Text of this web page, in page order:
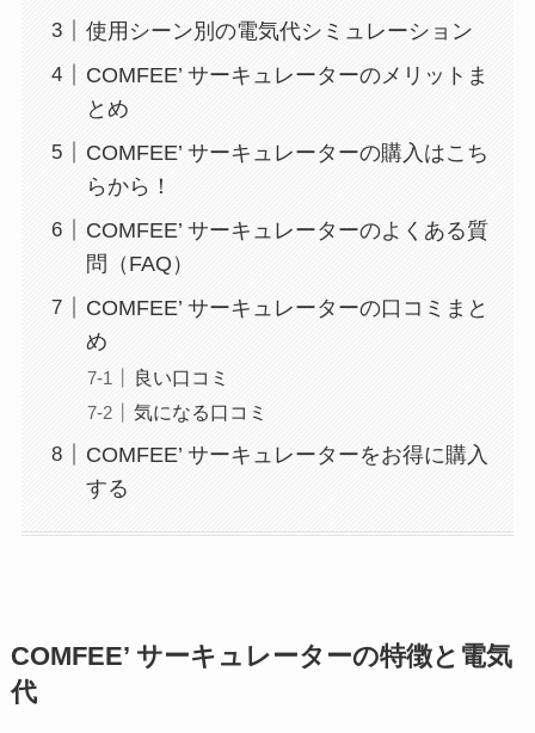
使用シーン別の電気代シミュレーション
COMFEE’ サーキュレーターのメリットま
とめ
COMFEE’ サーキュレーターの購入はこち
らから！
COMFEE’ サーキュレーターのよくある質
問（FAQ）
COMFEE’ サーキュレーターの口コミまと
め
良い口コミ
気になる口コミ
COMFEE’ サーキュレーターをお得に購入
する
COMFEE’ サーキュレーターの特徴と電気
代